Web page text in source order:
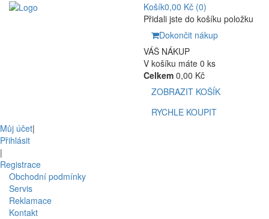
Košík0,00 Kč (0)
Přidali jste do košíku položku
Dokončit nákup
VÁŠ NÁKUP
V košíku máte 0 ks
Celkem 0,00 Kč
ZOBRAZIT KOŠÍK
RYCHLE KOUPIT
Můj účet|
Přihlásit
|
Registrace
Obchodní podmínky
Servis
Reklamace
Kontakt